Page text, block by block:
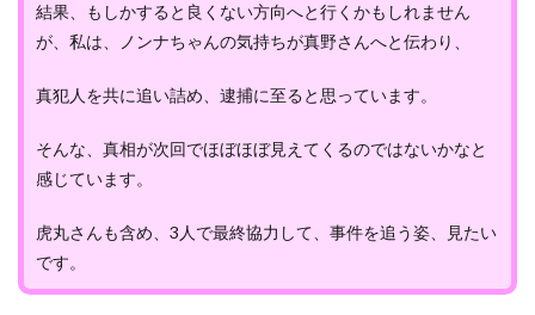
結果、もしかすると良くない方向へと行くかもしれません
が、私は、ノンナちゃんの気持ちが真野さんへと伝わり、
真犯人を共に追い詰め、逮捕に至ると思っています。
そんな、真相が次回でほぼほぼ見えてくるのではないかなと
感じています。
虎丸さんも含め、3人で最終協力して、事件を追う姿、見たい
です。